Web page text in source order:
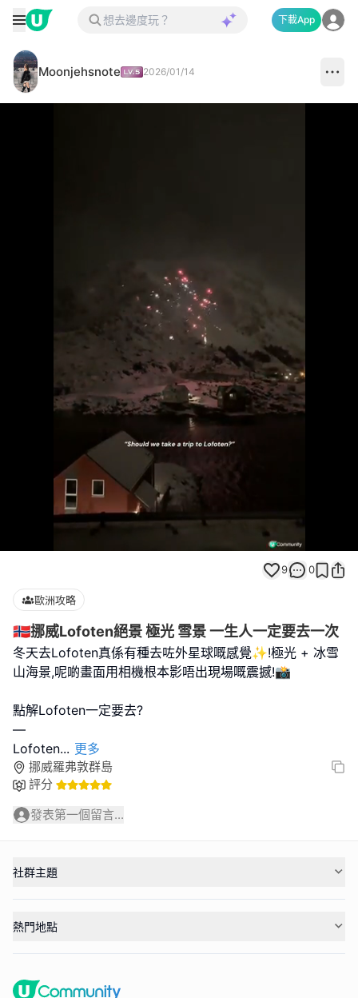
下載App
Moonjehsnote 2026/01/14
100.00%
9 0
歐洲攻略
🇳🇴挪威Lofoten絕景 極光 雪景 一生人一定要去一次
冬天去Lofoten真係有種去咗外星球嘅感覺✨!極光 + 冰雪
山海景,呢啲畫面用相機根本影唔出現場嘅震撼!📸
點解Lofoten一定要去?
—
Lofoten... 更多
挪威羅弗敦群島
評分
發表第一個留言...
社群主題
熱門地點